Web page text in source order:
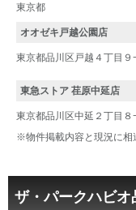
東京都
オオゼキ戸越公園店
東京都品川区戸越４丁目９
東急ストア 荏原中延店
東京都品川区中延２丁目８
※物件掲載内容と現況に相
ザ・パークハビ